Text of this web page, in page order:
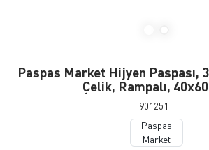
Paspas Market Hijyen Paspası,
Çelik, Rampalı,
901251
Paspas
Market